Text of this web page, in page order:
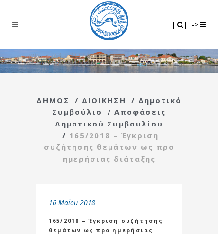
| | ->
ΔΗΜΟΣ / ΔΙΟΙΚΗΣΗ / Δημοτικό
Συμβούλιο
/ Αποφάσεις
Δημοτικού Συμβουλίου
/ 165/2018 – Έγκριση
συζήτησης θεμάτων ως προ
ημερήσιας διάταξης
16 Μαΐου 2018
165/2018 – Έγκριση συζήτησης
θεμάτων ως προ ημερήσιας